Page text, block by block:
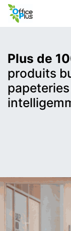
Plus de
produits